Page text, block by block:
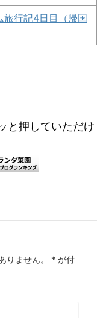
旅行記4日目（帰国
と押していただけ
りません。 * が付